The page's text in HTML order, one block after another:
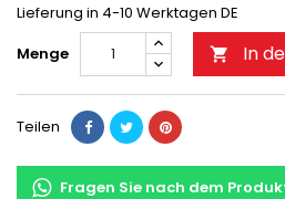
Lieferung in 4-10 Werktagen DE
Menge
 In
Teilen
Fragen Sie nach dem